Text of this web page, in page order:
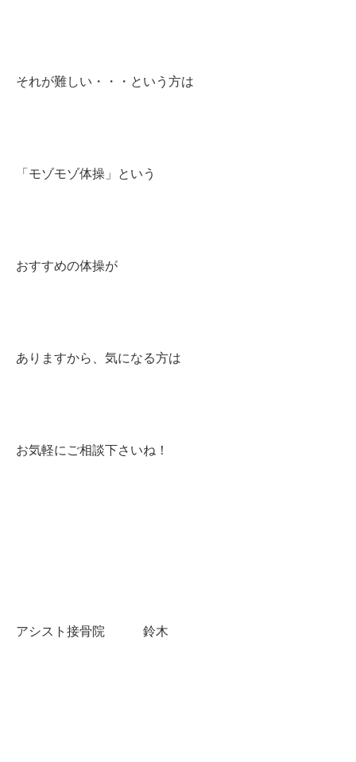
それが難しい・・・という方は
「モゾモゾ体操」という
おすすめの体操が
ありますから、気になる方は
お気軽にご相談下さいね！
アシスト接骨院 鈴木